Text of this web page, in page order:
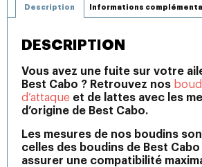
Description Informations
DESCRIPTION
Vous avez une fuite sur votre
Best Cabo ? Retrouvez nos
d’attaque et de lattes avec les
d’origine de Best Cabo.
Les mesures de nos boudins
celles des boudins de Best
assurer une compatibilité